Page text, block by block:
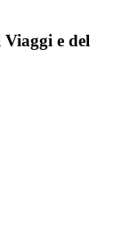
e del